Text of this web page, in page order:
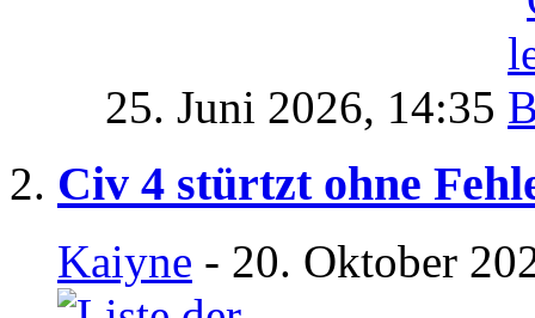
25. Juni 2026, 14:35
Civ 4 stürtzt ohne
Kaiyne - 20. Oktober